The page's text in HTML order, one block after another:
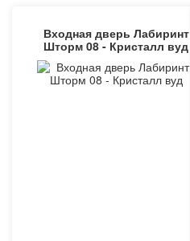
Входная дверь Лабиринт
Шторм 08 - Кристалл вуд